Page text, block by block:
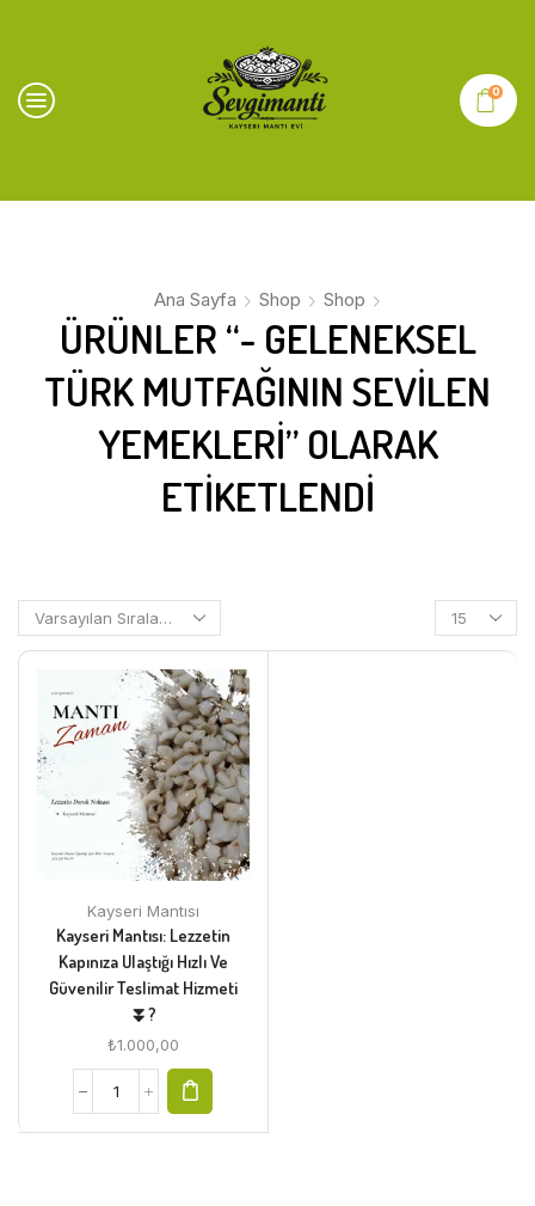
0
Ana Sayfa Shop Shop
ÜRÜNLER “- GELENEKSEL
TÜRK MUTFAĞININ SEVILEN
YEMEKLERI” OLARAK
ETIKETLENDI
Kayseri Mantısı
Kayseri Mantısı: Lezzetin
Kapınıza Ulaştığı Hızlı Ve
Güvenilir Teslimat Hizmeti
⏬?
₺1.000,00